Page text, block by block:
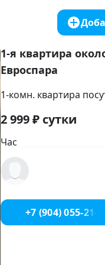
1-я квартира
Евроспара
1-комн. квартира
2 999₽ сутки
Час
+7 (904) 055-21-05